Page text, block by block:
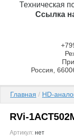
Техническая
Ссылка
Россия,
Главная / HD-
RVi-
Артикул: нет